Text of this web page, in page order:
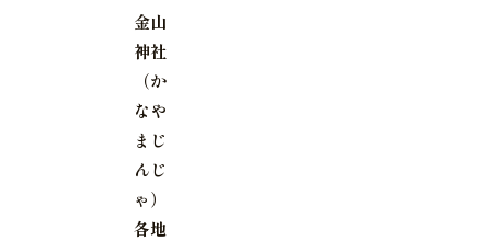
金山
神社
（か
なや
まじ
んじ
ゃ）
各地